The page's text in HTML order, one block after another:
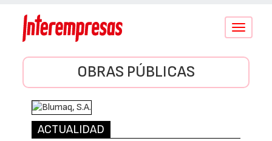
Conmutar
OBRAS PÚBLICAS
ACTUALIDAD